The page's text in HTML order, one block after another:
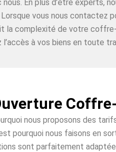
En plus d’être experts,
vous nous contactez
la complexité de votre
à vos biens en toute
nous proposons des
pourquoi nous faisons en
sont parfaitement